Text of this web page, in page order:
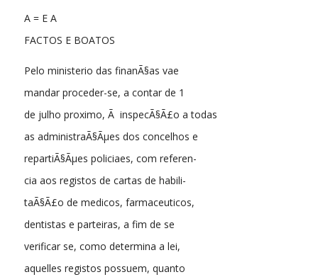
A = E A
FACTOS E BOATOS
Pelo ministerio das finanÃ§as vae
mandar proceder-se, a contar de 1
de julho proximo, Ã inspecÃ§Ã£o a todas
as administraÃ§Ãµes dos concelhos e
repartiÃ§Ãµes policiaes, com referen-
cia aos registos de cartas de habili-
taÃ§Ã£o de medicos, farmaceuticos,
dentistas e parteiras, a fim de se
verificar se, como determina a lei,
aquelles registos possuem, quanto